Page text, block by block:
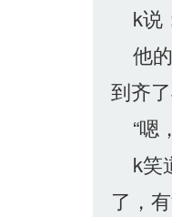
k说
他的
到齐
“嗯
k笑
了，